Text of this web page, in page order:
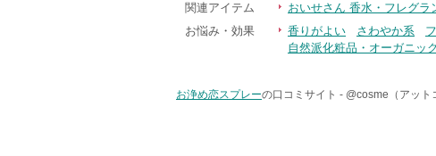
関連アイテム おいせさん 香水・フレグラ
お悩み・効果
香りがよい さわやか系
自然派化粧品・オーガニッ
お浄め恋スプレーの口コミサイト - @cosme（アット